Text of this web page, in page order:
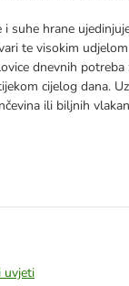
suhe hrane
te visokim
dnevnih
cijelog dana.
ili biljnih
uvjeti